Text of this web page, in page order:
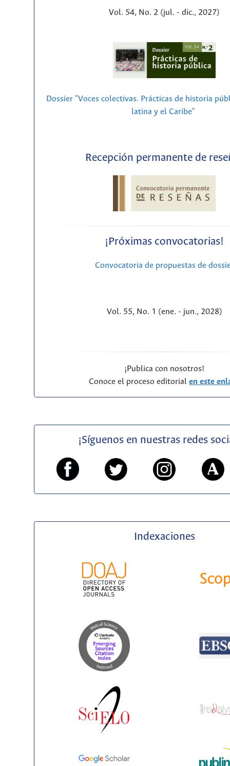
Vol. 54, No. 2 (jul. - dic., 2027)
Dossier "Voces colectivas. Prácticas de historia
latina y el Caribe"
Recepción permanente de
¡Próximas convocatorias!
Convocatoria de propuestas de
Vol. 55, No. 1 (ene. - jun., 2028)
¡Publica con nosotros!
Conoce el proceso editorialen este
¡Síguenos en nuestras redes
Indexaciones